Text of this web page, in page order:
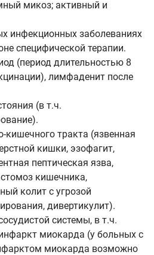
микоз; активный и
инфекционных заболеваниях
специфической терапии.
(период длительностью 8
лимфаденит после
(в т.ч.
тракта (язвенная
кишки, эзофагит,
пептическая язва,
кишечника,
колит с угрозой
дивертикулит).
системы, в т.ч.
миокарда (у больных с
миокарда возможно